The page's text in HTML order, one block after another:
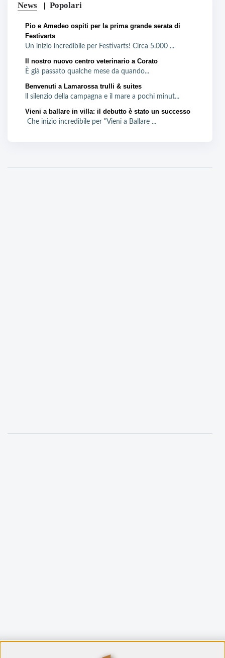
News Popolari
Pio e Amedeo ospiti per la prima grande serata di
Festivarts
Un inizio incredibile per Festivarts! Circa 5.000 ...
Il nostro nuovo centro veterinario a Corato
È già passato qualche mese da quando...
Benvenuti a Lamarossa trulli & suites
ll silenzio della campagna e il mare a pochi minut...
Vieni a ballare in villa: il debutto è stato un successo
Che inizio incredibile per "Vieni a Ballare ...